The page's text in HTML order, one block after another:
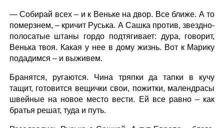
— Собирай всех – и к Веньке на двор. Все ближе. А то
померзнем, – кричит Руська. А Сашка против, звездно-
полосатые штаны гордо подтягивает: дура, говорит,
Венька твоя. Какая у нее в дому жизнь. Вот к Марику
подадимся – и выживем.
Бранятся, ругаются. Чина тряпки да тапки в кучу
тащит, готовится вещички свои, пожитки, малендрасы
швейные на новое место вести. Ей все равно – как
братья решат, туда и путь.